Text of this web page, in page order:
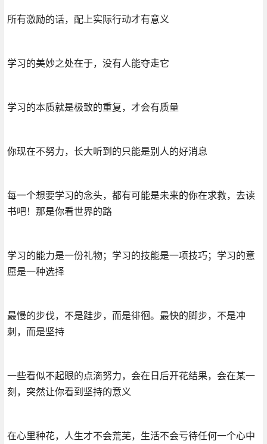
所有激励的话，配上实际行动才有意义
学习的美妙之处在于，没有人能夺走它
学习的本质就是极致的重复，才会有质量
你现在不努力，长大听到的只能是别人的好消息
每一个想要学习的念头，都有可能是未来的你在求救，去读
书吧！那是你看世界的路
学习的能力是一份礼物；学习的技能是一项技巧；学习的意
愿是一种选择
最慢的步伐，不是跬步，而是徘徊。最快的脚步，不是冲
刺，而是坚持
一些看似不起眼的点滴努力，会在日后开花结果，会在某一
刻，突然让你看到坚持的意义
在心里种花，人生才不会荒芜，生活不会亏待任何一个心中